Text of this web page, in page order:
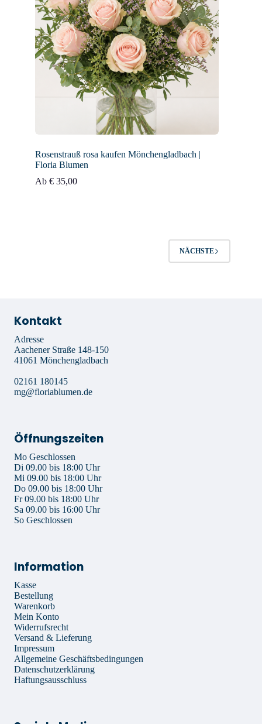
Rosenstrauß rosa kaufen Mönchengladbach |
Floria Blumen
Ab € 35,00
NÄCHSTE
Kontakt
Adresse
Aachener Straße 148-150
41061 Mönchengladbach
02161 180145
mg@floriablumen.de
Öffnungszeiten
Mo Geschlossen
Di 09.00 bis 18:00 Uhr
Mi 09.00 bis 18:00 Uhr
Do 09.00 bis 18:00 Uhr
Fr 09.00 bis 18:00 Uhr
Sa 09.00 bis 16:00 Uhr
So Geschlossen
Information
Kasse
Bestellung
Warenkorb
Mein Konto
Widerrufsrecht
Versand & Lieferung
Impressum
Allgemeine Geschäftsbedingungen
Datenschutzerklärung
Haftungsausschluss